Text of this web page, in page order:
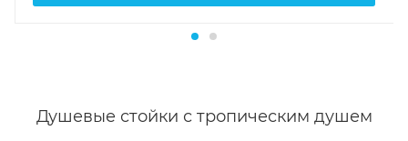
Душевые стойки с тропическим душем